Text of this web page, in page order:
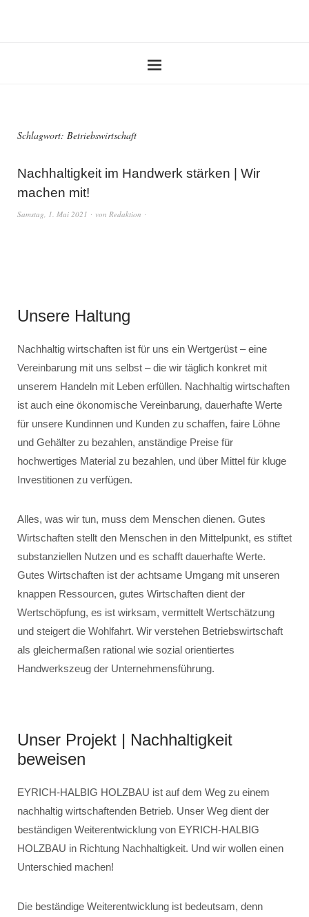
Schlagwort: Betriebswirtschaft
Nachhaltigkeit im Handwerk stärken | Wir
machen mit!
Samstag, 1. Mai 2021 von Redaktion
Unsere Haltung
Nachhaltig wirtschaften ist für uns ein Wertgerüst – eine
Vereinbarung mit uns selbst – die wir täglich konkret mit
unserem Handeln mit Leben erfüllen. Nachhaltig wirtschaften
ist auch eine ökonomische Vereinbarung, dauerhafte Werte
für unsere Kundinnen und Kunden zu schaffen, faire Löhne
und Gehälter zu bezahlen, anständige Preise für
hochwertiges Material zu bezahlen, und über Mittel für kluge
Investitionen zu verfügen.
Alles, was wir tun, muss dem Menschen dienen. Gutes
Wirtschaften stellt den Menschen in den Mittelpunkt, es stiftet
substanziellen Nutzen und es schafft dauerhafte Werte.
Gutes Wirtschaften ist der achtsame Umgang mit unseren
knappen Ressourcen, gutes Wirtschaften dient der
Wertschöpfung, es ist wirksam, vermittelt Wertschätzung
und steigert die Wohlfahrt. Wir verstehen Betriebswirtschaft
als gleichermaßen rational wie sozial orientiertes
Handwerkszeug der Unternehmensführung.
Unser Projekt | Nachhaltigkeit
beweisen
EYRICH-HALBIG HOLZBAU ist auf dem Weg zu einem
nachhaltig wirtschaftenden Betrieb. Unser Weg dient der
beständigen Weiterentwicklung von EYRICH-HALBIG
HOLZBAU in Richtung Nachhaltigkeit. Und wir wollen einen
Unterschied machen!
Die beständige Weiterentwicklung ist bedeutsam, denn